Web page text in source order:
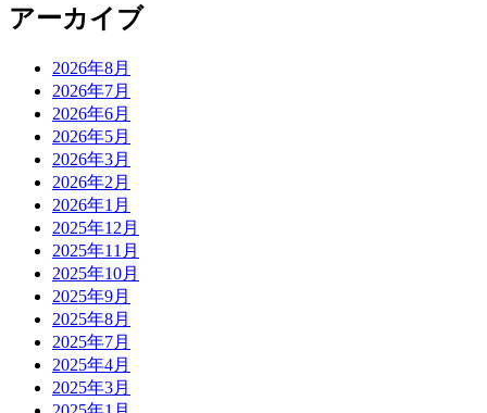
アーカイブ
2026年8月
2026年7月
2026年6月
2026年5月
2026年3月
2026年2月
2026年1月
2025年12月
2025年11月
2025年10月
2025年9月
2025年8月
2025年7月
2025年4月
2025年3月